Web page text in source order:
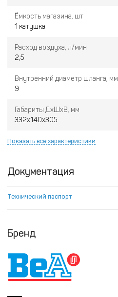
Ёмкость магазина, шт
1 катушка
Расход воздуха, л/мин
2,5
Внутренний диаметр шланга, мм
9
Габариты ДхШхВ, мм
332x140x305
Показать все характеристики
Документация
Технический паспорт
Бренд